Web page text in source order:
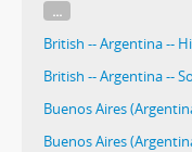
...
British -- Argentina --
British -- Argentina --